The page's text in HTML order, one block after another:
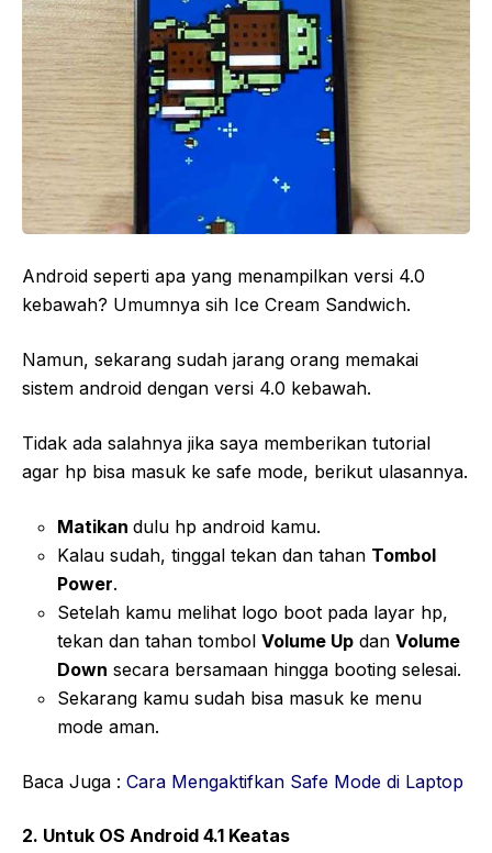
Android seperti apa yang menampilkan versi 4.0
kebawah? Umumnya sih Ice Cream Sandwich.
Namun, sekarang sudah jarang orang memakai
sistem android dengan versi 4.0 kebawah.
Tidak ada salahnya jika saya memberikan tutorial
agar hp bisa masuk ke safe mode, berikut ulasannya.
Matikan dulu hp android kamu.
Kalau sudah, tinggal tekan dan tahan Tombol
Power.
Setelah kamu melihat logo boot pada layar hp,
tekan dan tahan tombol Volume Up dan Volume
Down secara bersamaan hingga booting selesai.
Sekarang kamu sudah bisa masuk ke menu
mode aman.
Baca Juga : Cara Mengaktifkan Safe Mode di Laptop
2. Untuk OS Android 4.1 Keatas